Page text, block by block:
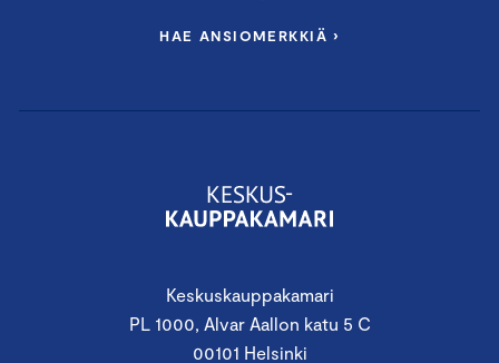
Keskuskauppakamari
PL 1000, Alvar Aallon katu 5 C
00101 Helsinki
HAE ANSIOMERKKIÄ ›